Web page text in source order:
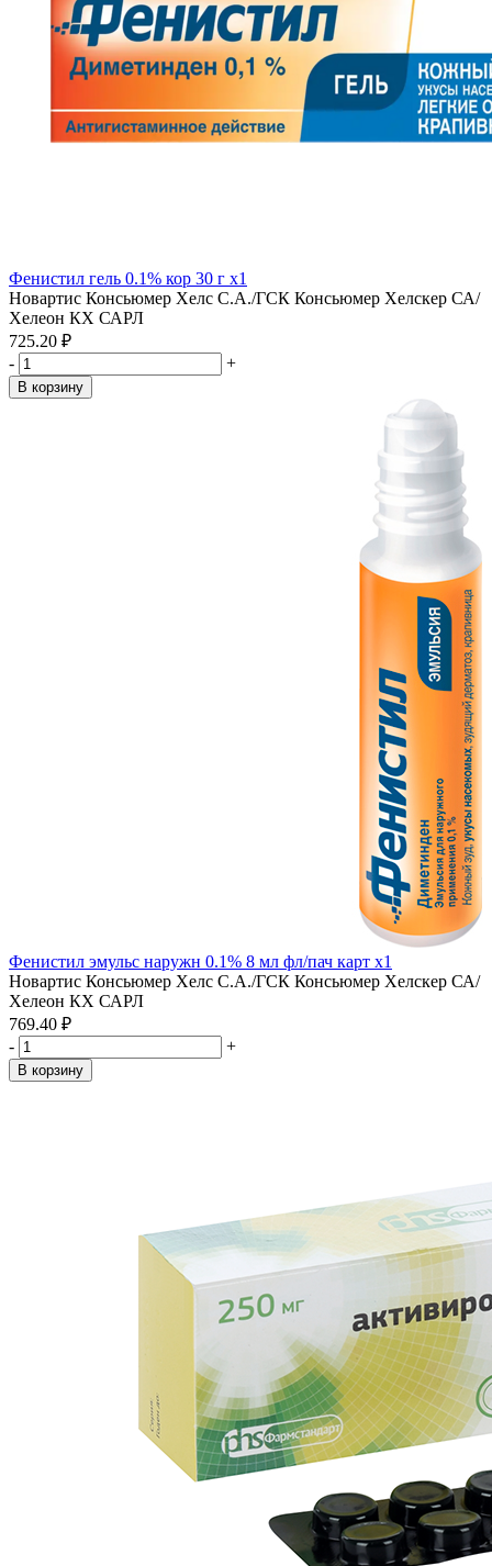
Фенистил гель 0.1% кор 30 г x1
Новартис Консьюмер Хелс С.А./ГСК Консьюмер Хелскер СА/
Хелеон КХ САРЛ
725.20 ₽
-
+
В корзину
Фенистил эмульс наружн 0.1% 8 мл фл/пач карт x1
Новартис Консьюмер Хелс С.А./ГСК Консьюмер Хелскер СА/
Хелеон КХ САРЛ
769.40 ₽
-
+
В корзину